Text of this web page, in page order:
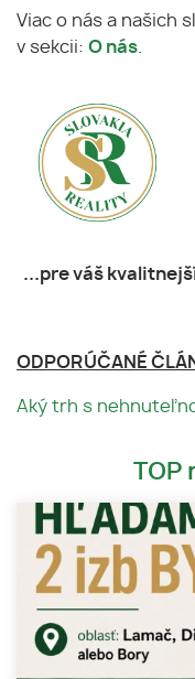
Viac o nás a našich
v sekcii: O nás
...pre váš
ODPORÚČANÉ
Aký trh s
TOP